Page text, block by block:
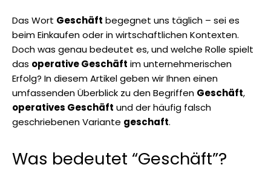
Das Wort Geschäft begegnet uns täglich – sei es
beim Einkaufen oder in wirtschaftlichen Kontexten.
Doch was genau bedeutet es, und welche Rolle spielt
das operative Geschäft im unternehmerischen
Erfolg? In diesem Artikel geben wir Ihnen einen
umfassenden Überblick zu den Begriffen Geschäft,
operatives Geschäft und der häufig falsch
geschriebenen Variante geschaft.
Was bedeutet “Geschäft”?